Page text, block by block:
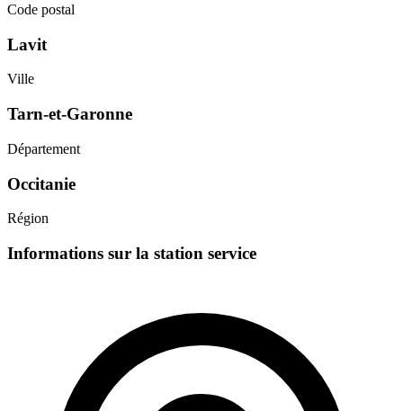
Code postal
Lavit
Ville
Tarn-et-Garonne
Département
Occitanie
Région
Informations sur la station service